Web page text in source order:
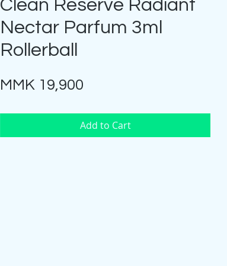
Clean Reserve Radiant
Nectar Parfum 3ml
Rollerball
MMK 19,900
Add to Cart